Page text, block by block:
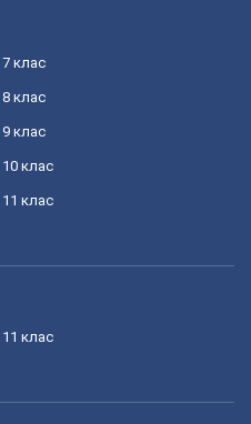
7 клас
8 клас
9 клас
10 клас
11 клас
11 клас